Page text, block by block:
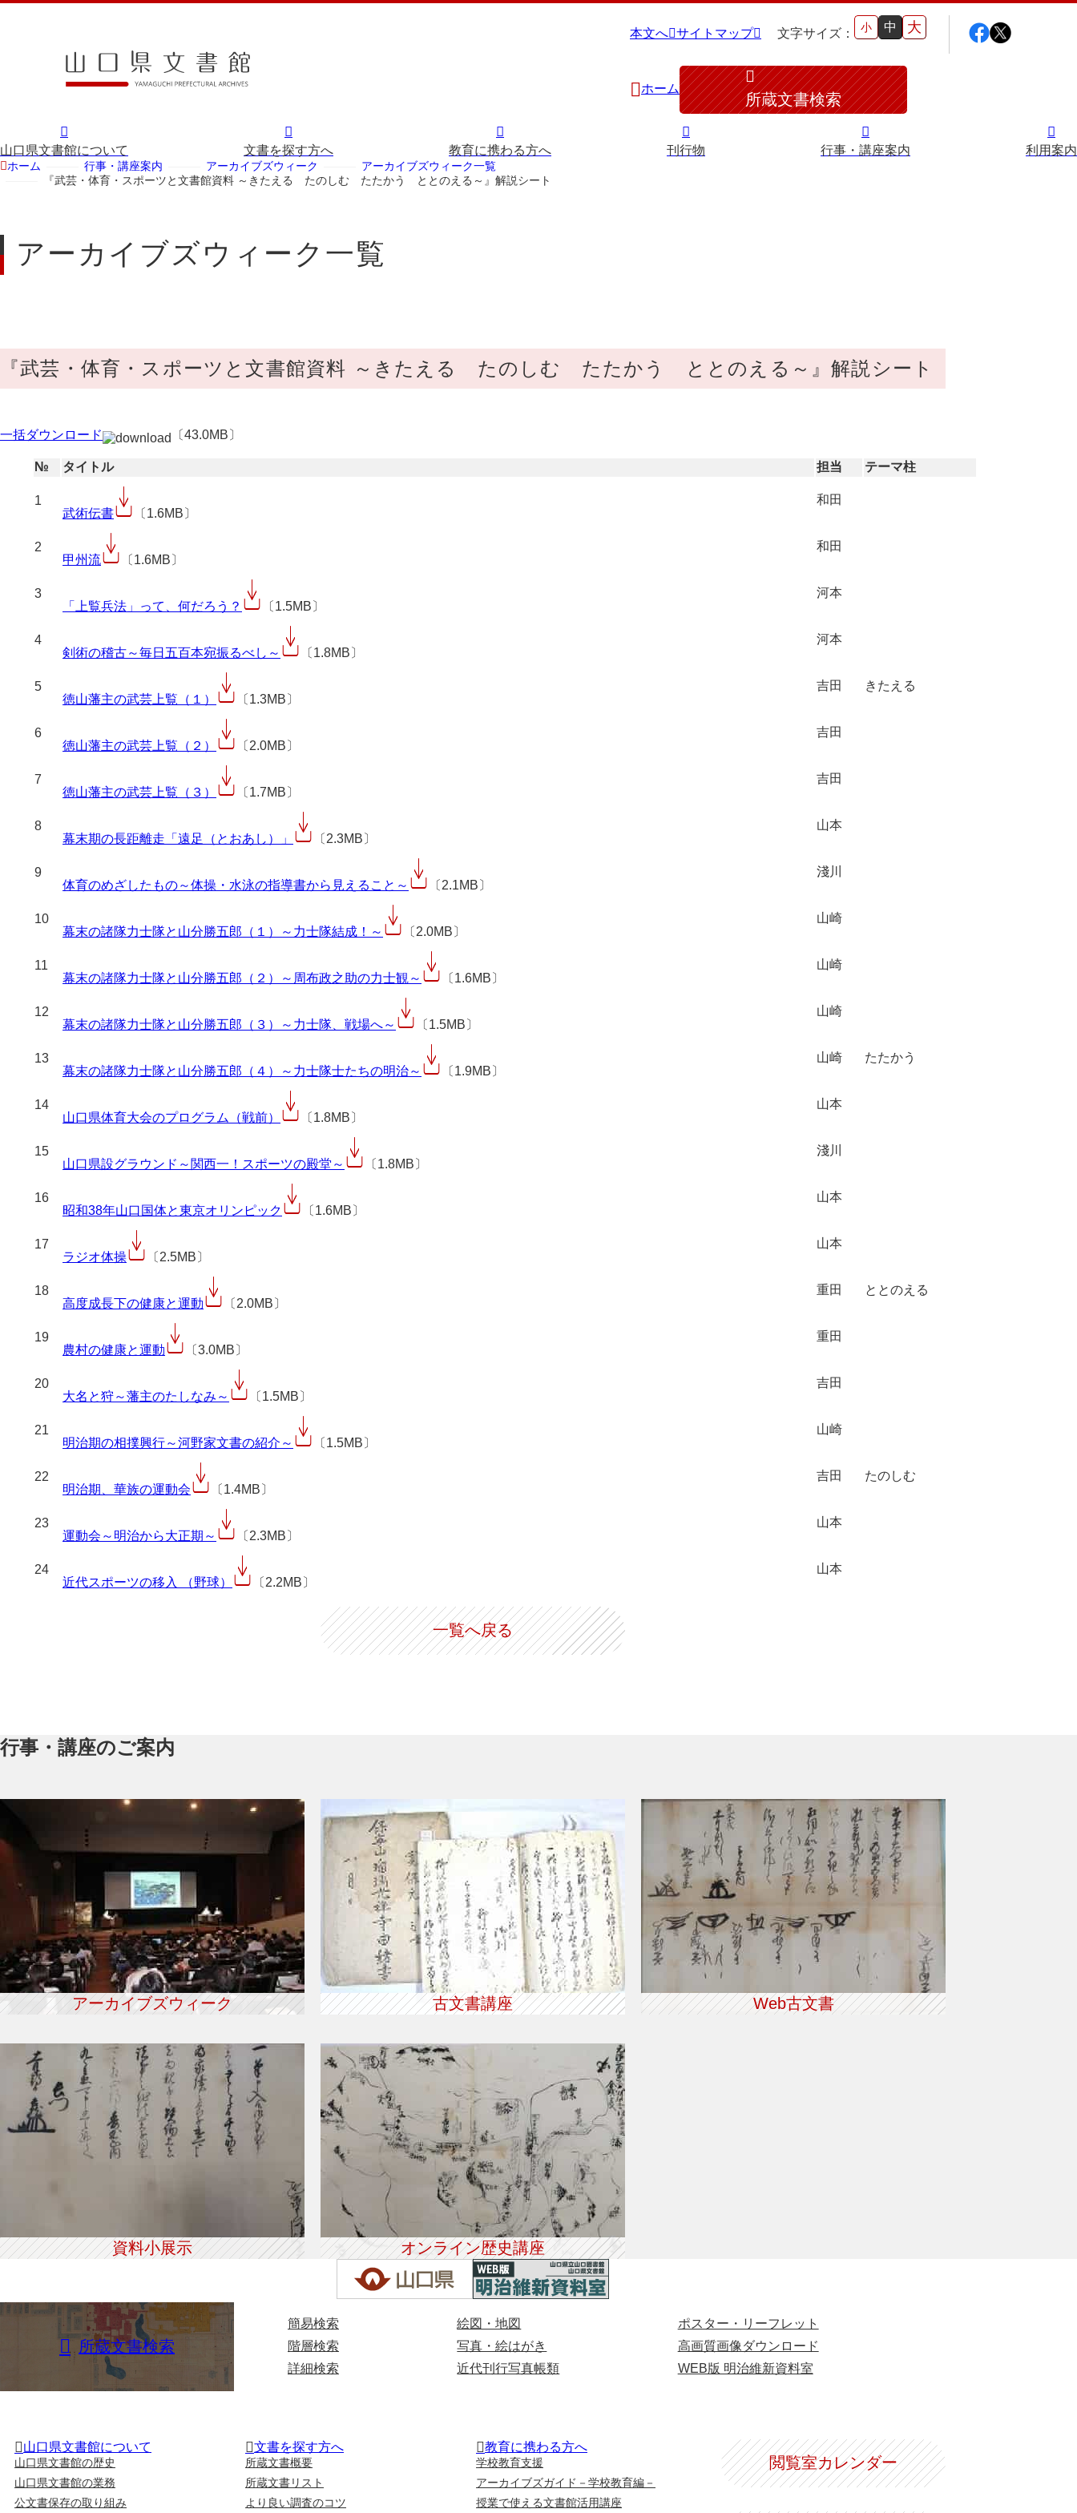
本文へ サイトマップ 文字サイズ： 小 中 大
ホーム
所蔵文書検索
山口県文書館について 文書を探す方へ 教育に携わる方へ 刊行物 行事・講座案内 利用案内
ホーム 行事・講座案内 アーカイブズウィーク
アーカイブズウィーク一覧
『武芸・体育・スポーツと文書館資料 ～きたえる たのしむ たたかう ととのえる～』解説シート
アーカイブズウィーク一覧
『武芸・体育・スポーツと文書館資料 ～きたえる たのしむ たたかう ととのえる～』解説シート
一括ダウンロード 〔43.0MB〕
№ タイトル 担当 テーマ柱
1
武術伝書
〔1.6MB〕
和田
きたえる
2
甲州流
〔1.6MB〕
和田
3
「上覧兵法」って、何だろう？
〔1.5MB〕
河本
4
剣術の稽古～毎日五百本宛振るべし～
〔1.8MB〕
河本
5
徳山藩主の武芸上覧（１）
〔1.3MB〕
吉田
6
徳山藩主の武芸上覧（２）
〔2.0MB〕
吉田
7
徳山藩主の武芸上覧（３）
〔1.7MB〕
吉田
8
幕末期の長距離走「遠足（とおあし）」
〔2.3MB〕
山本
9
体育のめざしたもの～体操・水泳の指導書から見えること～
〔2.1MB〕
淺川
10
幕末の諸隊力士隊と山分勝五郎（１）～力士隊結成！～
〔2.0MB〕
山崎
たたかう
11
幕末の諸隊力士隊と山分勝五郎（２）～周布政之助の力士観～
〔1.6MB〕
山崎
12
幕末の諸隊力士隊と山分勝五郎（３）～力士隊、戦場へ～
〔1.5MB〕
山崎
13
幕末の諸隊力士隊と山分勝五郎（４）～力士隊士たちの明治～
〔1.9MB〕
山崎
14
山口県体育大会のプログラム（戦前）
〔1.8MB〕
山本
15
山口県設グラウンド～関西一！スポーツの殿堂～
〔1.8MB〕
淺川
16
昭和38年山口国体と東京オリンピック
〔1.6MB〕
山本
17
ラジオ体操
〔2.5MB〕
山本
ととのえる
18
高度成長下の健康と運動
〔2.0MB〕
重田
19
農村の健康と運動
〔3.0MB〕
重田
20
大名と狩～藩主のたしなみ～
〔1.5MB〕
吉田
たのしむ
21
明治期の相撲興行～河野家文書の紹介～
〔1.5MB〕
山崎
22
明治期、華族の運動会
〔1.4MB〕
吉田
23
運動会～明治から大正期～
〔2.3MB〕
山本
24
近代スポーツの移入 （野球）
〔2.2MB〕
山本
一覧へ戻る
行事・講座のご案内
アーカイブズウィーク 古文書講座 Web古文書
資料小展示 オンライン歴史講座
所蔵文書検索
簡易検索
階層検索
詳細検索
絵図・地図
写真・絵はがき
近代刊行写真帳類
ポスター・リーフレット
高画質画像ダウンロード
WEB版 明治維新資料室
山口県文書館について
山口県文書館の歴史
山口県文書館の業務
公文書保存の取り組み
文書を探す方へ
所蔵文書概要
所蔵文書リスト
より良い調査のコツ
教育に携わる方へ
学校教育支援
アーカイブズガイド－学校教育編－
授業で使える文書館活用講座
閲覧室カレンダー